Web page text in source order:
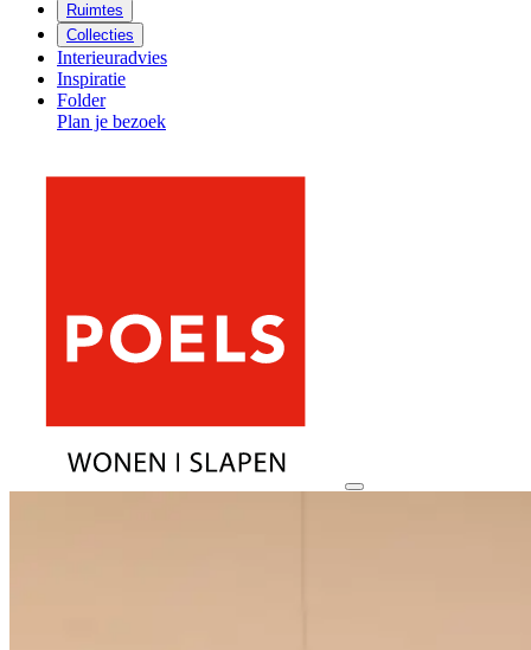
Ruimtes
Collecties
Interieuradvies
Inspiratie
Folder
Plan je bezoek